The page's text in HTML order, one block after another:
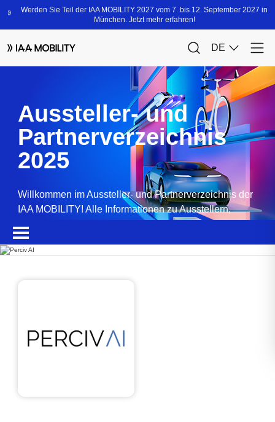
Aussteller- und
Partnerverzeichnis
2025
Willkommen im Aussteller- und Partnerverzeichnis der
IAA MOBILITY! Alle Informationen zu Ausstellern,